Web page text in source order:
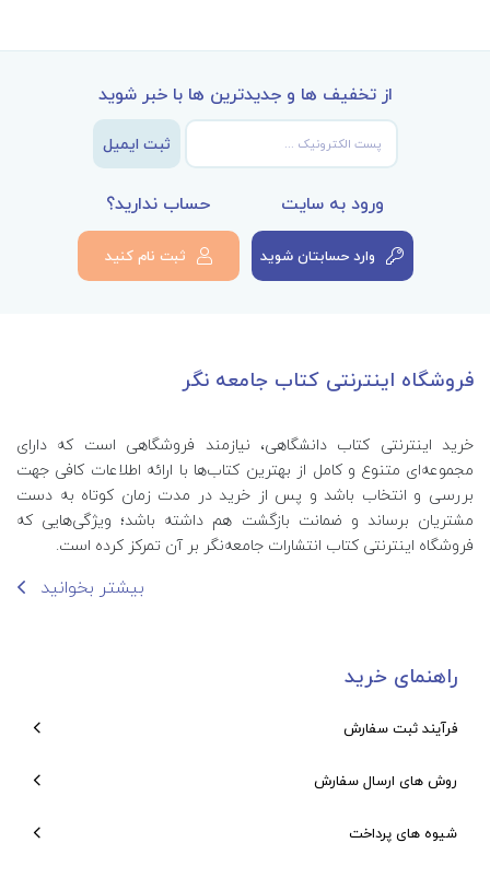
از تخفیف ها و جدیدترین ها با خبر شوید
ثبت ایمیل
ورود به سایت
وارد حسابتان شوید
حساب ندارید؟
ثبت نام کنید
فروشگاه اینترنتی کتاب جامعه نگر
خرید اینترنتی کتاب‌ دانشگاهی، نیازمند فروشگاهی است که دارای
مجموعه‌ای متنوع و کامل از بهترین کتاب‌ها با ارائه اطلاعات کافی جهت
بررسی و انتخاب باشد و پس از خرید در مدت زمان کوتاه به دست
مشتریان برساند و ضمانت بازگشت هم داشته باشد؛ ویژگی‌هایی که
فروشگاه اینترنتی کتاب انتشارات جامعه‌نگر بر آن تمرکز کرده است.
بیشتر بخوانید
راهنمای خرید
فرآیند ثبت سفارش
روش های ارسال سفارش
شیوه های پرداخت